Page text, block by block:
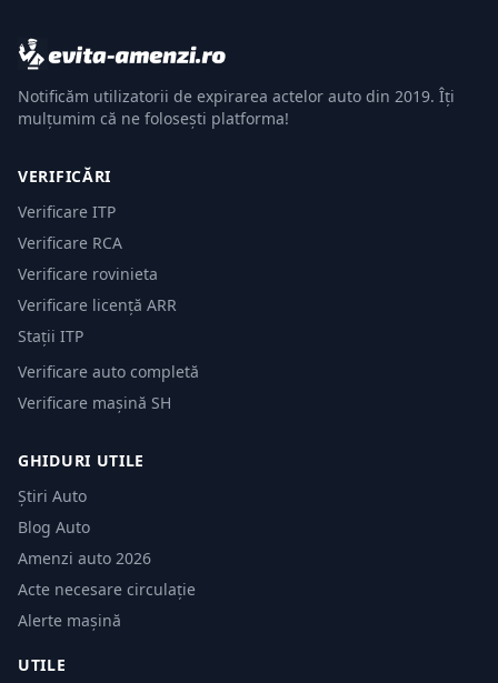
Notificăm utilizatorii de expirarea actelor auto din 2019. Îți
mulțumim că ne folosești platforma!
VERIFICĂRI
Verificare ITP
Verificare RCA
Verificare rovinieta
Verificare licență ARR
Stații ITP
Verificare auto completă
Verificare mașină SH
GHIDURI UTILE
Știri Auto
Blog Auto
Amenzi auto 2026
Acte necesare circulație
Alerte mașină
UTILE